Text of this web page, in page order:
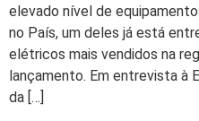
elevado nível de
no País, um deles já está
elétricos mais vendidos na
lançamento. Em entrevista à
da […]